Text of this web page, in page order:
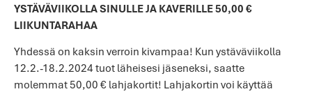
YSTÄVÄVIIKOLLA SINULLE JA KAVERILLE 50,00 €
LIIKUNTARAHAA
Yhdessä on kaksin verroin kivampaa! Kun ystäväviikolla
12.2.-18.2.2024 tuot läheisesi jäseneksi, saatte
molemmat 50,00 € lahjakortit! Lahjakortin voi käyttää